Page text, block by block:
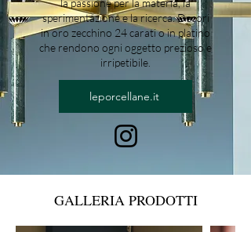
la passione per la materia, la
sperimentazione e la ricerca. Decori
in oro zecchino 24 carati o in platino
che rendono ogni oggetto prezioso e
irripetibile.
leporcellane.it
GALLERIA PRODOTTI